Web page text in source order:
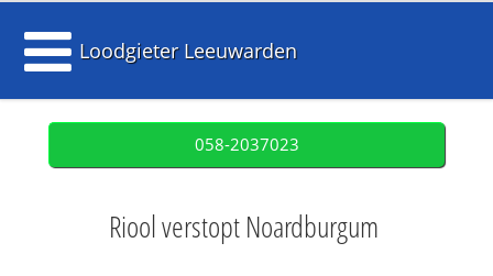
Loodgieter Leeuwarden
058-2037023
Riool verstopt Noardburgum